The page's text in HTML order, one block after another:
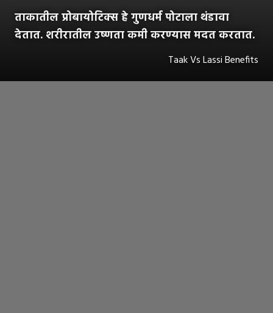
ताकातील प्रोबायोटिक्स हे गुणधर्म पोटाला थंडावा
देतात. शरीरातील उष्णता कमी करण्यास मदत करतात.
Taak Vs Lassi Benefits